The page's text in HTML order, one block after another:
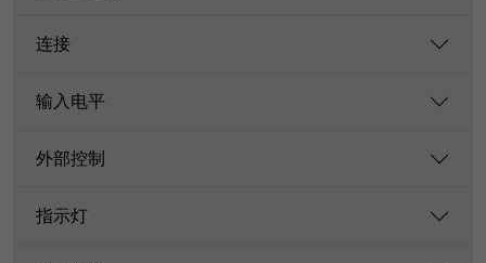
连接
输入电平
外部控制
指示灯